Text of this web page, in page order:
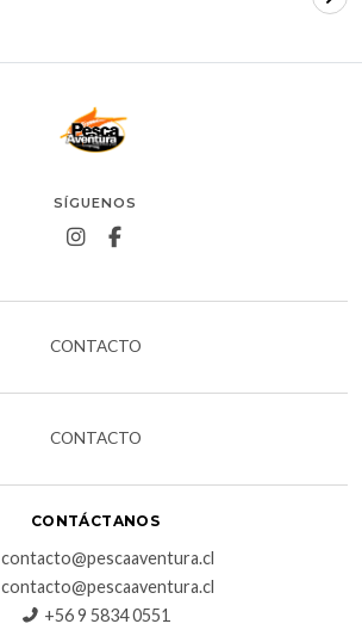
SÍGUENOS
CONTACTO
CONTACTO
CONTÁCTANOS
contacto@pescaaventura.cl
contacto@pescaaventura.cl
+56 9 5834 0551